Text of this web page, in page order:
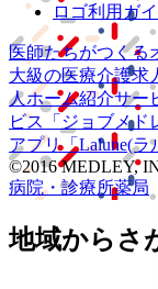
ロゴ利用ガ
医師たちがつくる
大級の医療介護求
人ホーム紹介サー
ビス
「ジョブメド
アプリ「Lalune(ラ
©2016 MEDLEY,
病院・診療所薬局
地域からさ